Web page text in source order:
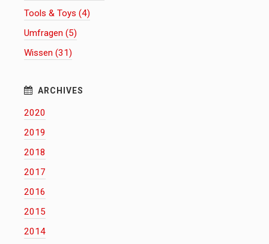
Tools & Toys (4)
Umfragen (5)
Wissen (31)
2020
2019
2018
2017
2016
2015
2014